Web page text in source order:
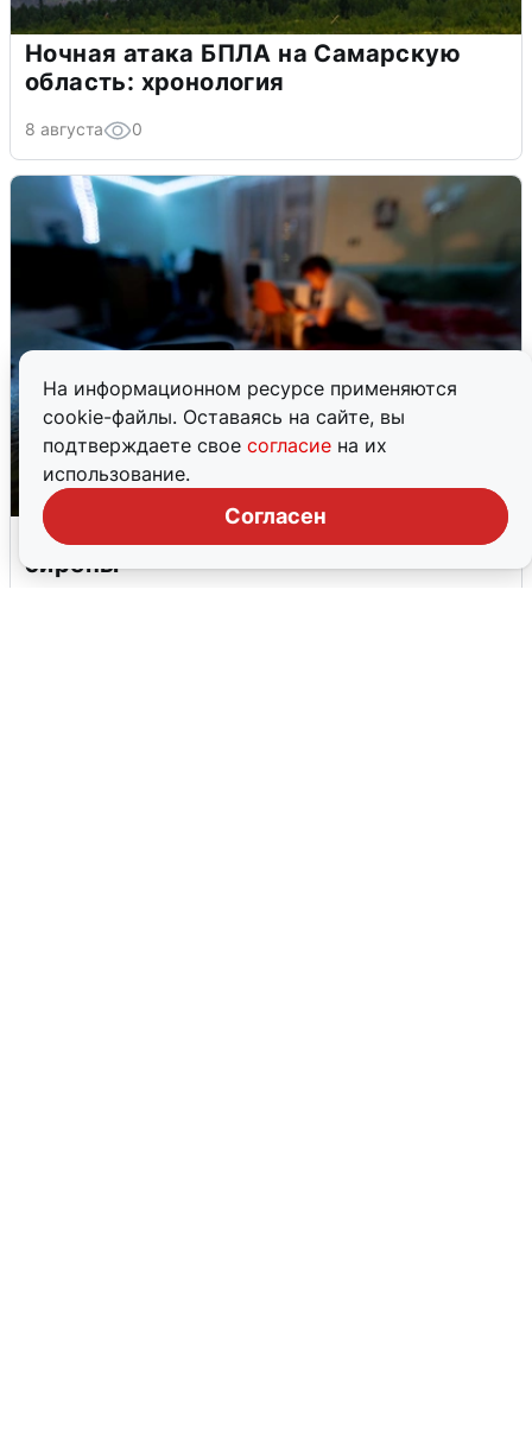
На информационном ресурсе применяются
cookie-файлы. Оставаясь на сайте, вы
подтверждаете свое согласие на их
использование.
Согласен
Ночная атака БПЛА на Самарскую
область: хронология
8 августа 0
Ночью в Самарской области завыли
сирены